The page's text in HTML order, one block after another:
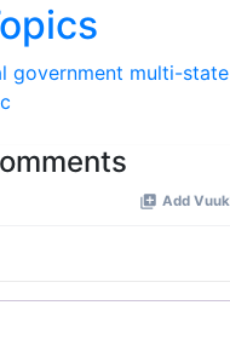
government multi-state